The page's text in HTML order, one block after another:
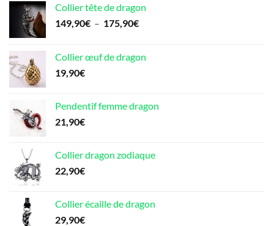
Collier tête de dragon
149,90€ – 175,90€Plage
149,90€
Collier œuf de dragon
19,90€
Pendentif femme dragon
21,90€
Collier dragon zodiaque
22,90€
Collier écaille de dragon
29,90€